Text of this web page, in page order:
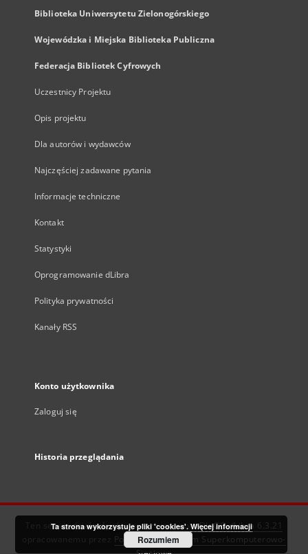
Biblioteka Uniwersytetu Zielonogórskiego
Wojewódzka i Miejska Biblioteka Publiczna
Federacja Bibliotek Cyfrowych
Uczestnicy Projektu
Opis projektu
Dla autorów i wydawców
Najczęściej zadawane pytania
Informacje techniczne
Kontakt
Statystyki
Oprogramowanie dLibra
Polityka prywatności
Kanały RSS
Konto użytkownika
Zaloguj się
Historia przeglądania
Ten serwis działa dzięki oprogramowaniuDInGO dLibra 6.3.21
Poznańskie Centrum Superkomputerowo-
Ta strona wykorzystuje pliki 'cookies'. Więcej informacji
Rozumiem